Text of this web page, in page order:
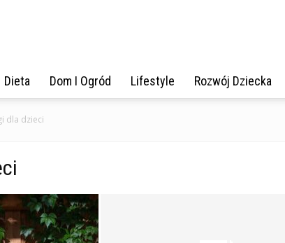
Dieta Dom I Ogród Lifestyle Rozwój Dziecka
dla dzieci